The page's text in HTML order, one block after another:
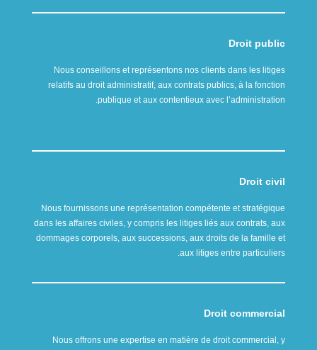
Droit public
Nous conseillons et représentons nos clients dans les litiges
relatifs au droit administratif, aux contrats publics, à la fonction
publique et aux contentieux avec l’administration.
Droit civil
Nous fournissons une représentation compétente et stratégique
dans les affaires civiles, y compris les litiges liés aux contrats, aux
dommages corporels, aux successions, aux droits de la famille et
aux litiges entre particuliers.
Droit commercial
Nous offrons une expertise en matière de droit commercial, y